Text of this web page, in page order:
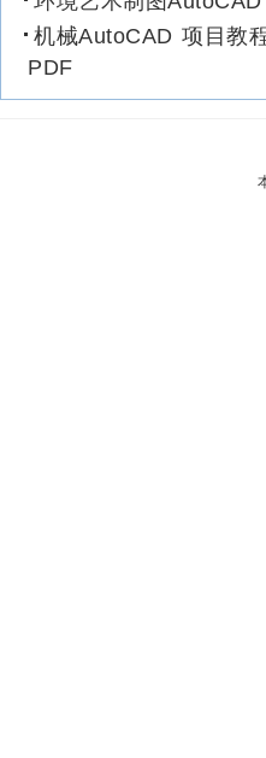
机械AutoCAD 项目教
PDF